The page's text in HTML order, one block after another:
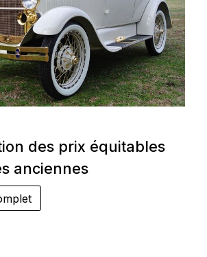
des prix équitables
anciennes